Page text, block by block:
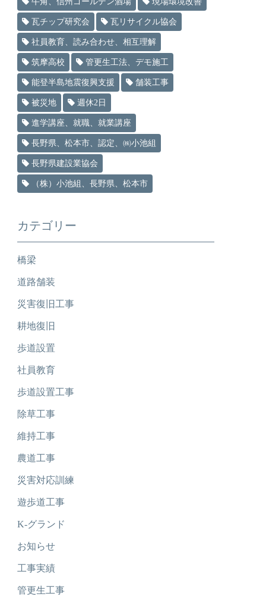
瓦チップ研究会 瓦リサイクル協会
社員教育、読み合わせ、相互理解
筑摩高校 管更生工法、デモ施工
能登半島地震復興支援 舗装工事
被災地 週休2日
進学講座、就職、就業講座
長野県、松本市、認定、㈱小池組
長野県建設業協会
（株）小池組、長野県、松本市
カテゴリー
橋梁
道路舗装
災害復旧工事
耕地復旧
歩道設置
社員教育
歩道設置工事
除草工事
維持工事
農道工事
災害対応訓練
遊歩道工事
K-グランド
お知らせ
工事実績
管更生工事